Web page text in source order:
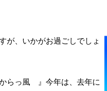
が、いかがお過ごしでしょ
らっ風 』今年は、去年に